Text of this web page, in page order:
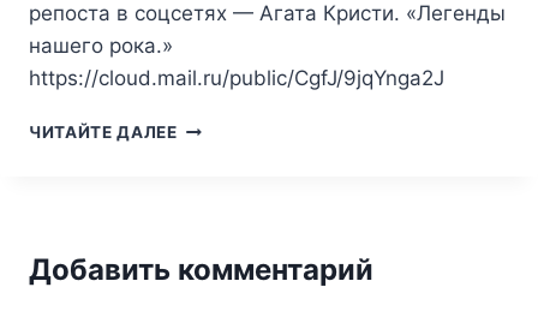
репоста в соцсетях — Агата Кристи. «Легенды
нашего рока.»
https://cloud.mail.ru/public/CgfJ/9jqYnga2J
ЧИТАЙТЕ ДАЛЕЕ АГАТА
Добавить комментарий